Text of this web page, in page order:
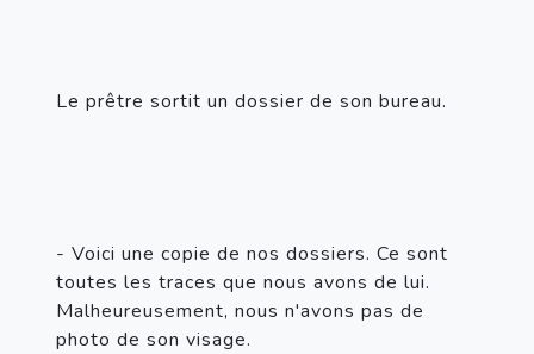
Le prêtre sortit un dossier de son bureau.
- Voici une copie de nos dossiers. Ce sont
toutes les traces que nous avons de lui.
Malheureusement, nous n'avons pas de
photo de son visage.